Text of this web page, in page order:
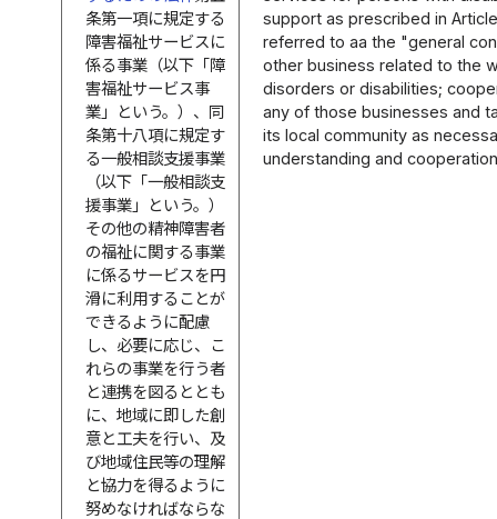
条第一項に規定する
障害福祉サービスに
係る事業（以下「障
害福祉サービス事
業」という。）、同
条第十八項に規定す
る一般相談支援事業
（以下「一般相談支
援事業」という。）
その他の精神障害者
の福祉に関する事業
に係るサービスを円
滑に利用することが
できるように配慮
し、必要に応じ、こ
れらの事業を行う者
と連携を図るととも
に、地域に即した創
意と工夫を行い、及
び地域住民等の理解
と協力を得るように
努めなければならな
support as prescribed in
referred to aa the "general
other business related to the
disorders or disabilities;
any of those businesses and
its local community as
understanding and